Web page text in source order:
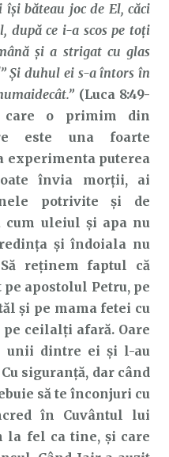
băteau joc de El, căci
după ce i-a scos pe toţi
şi a strigat cu glas
Şi duhul ei s-a întors în
(Luca 8:49-
care o primim din
este una foarte
experimenta puterea
învia morții, ai
potrivite și de
cum uleiul și apa nu
și îndoiala nu
reținem faptul că
apostolul Petru, pe
și pe mama fetei cu
pe ceilalți afară. Oare
unii dintre ei și l-au
siguranță, dar când
să te înconjuri cu
în Cuvântul lui
la fel ca tine, și care